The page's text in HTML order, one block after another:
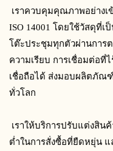
ISO 14001 โดยใช้วัสดุที่เ
โต๊ะประชุมทุกตัวผ่านการ
ความเรียบ การเชื่อมต่อที่
เชื่อถือได้ ส่งมอบผลิตภัณ
ทั่วโลก
ต่ำในการสั่งซื้อที่ยืดหยุ่น แ